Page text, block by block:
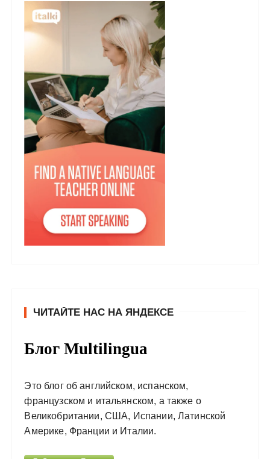
ЧИТАЙТЕ НАС НА ЯНДЕКСЕ
Блог Multilingua
Это блог об английском, испанском,
французском и итальянском, а также о
Великобритании, США, Испании, Латинской
Америке, Франции и Италии.